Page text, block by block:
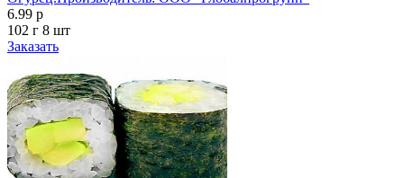
6.99 р
102 г 8 шт
Заказать